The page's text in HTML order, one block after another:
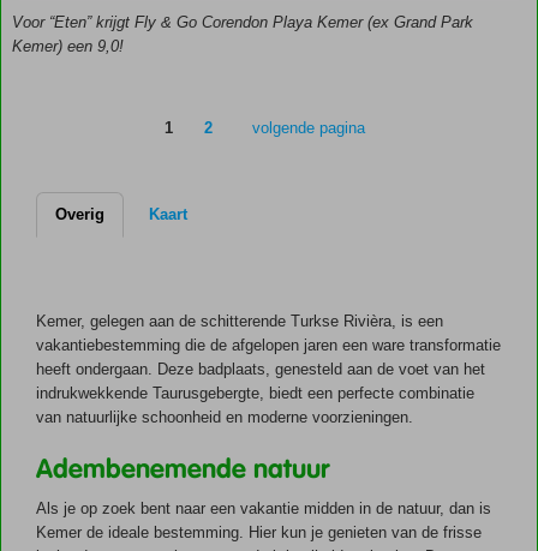
glijbanen
Miniclub
een
Beach
Cabana!
Voor “Eten” krijgt Fly & Go Corendon Playa Kemer (ex Grand Park
Kemer) een 9,0!
1 2 volgende pagina
Overig Kaart
Kemer, gelegen aan de schitterende Turkse Rivièra, is een
vakantiebestemming die de afgelopen jaren een ware transformatie
heeft ondergaan. Deze badplaats, genesteld aan de voet van het
indrukwekkende Taurusgebergte, biedt een perfecte combinatie
van natuurlijke schoonheid en moderne voorzieningen.
Adembenemende natuur
Als je op zoek bent naar een vakantie midden in de natuur, dan is
Kemer de ideale bestemming. Hier kun je genieten van de frisse